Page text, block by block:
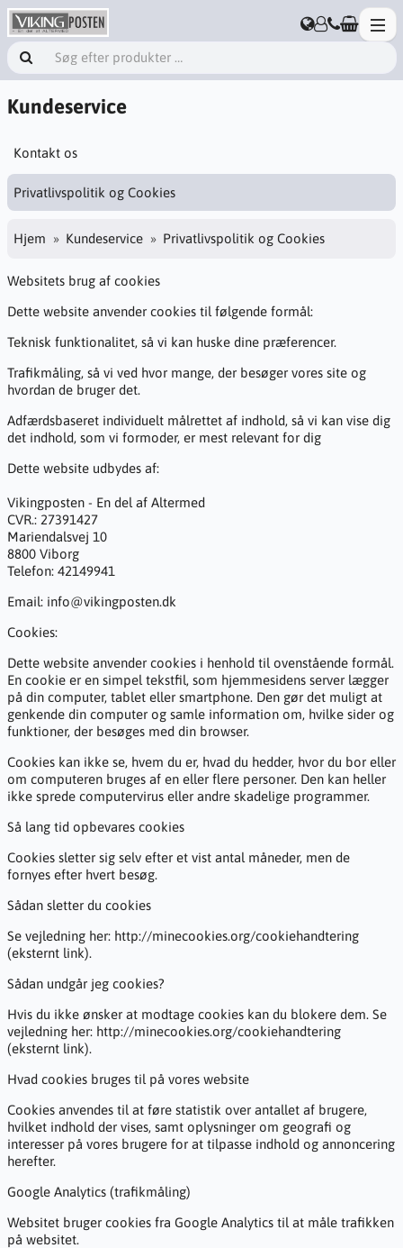
Kundeservice
Kontakt os
Privatlivspolitik og Cookies
Hjem Kundeservice Privatlivspolitik og Cookies
Websitets brug af cookies
Dette website anvender cookies til følgende formål:
Teknisk funktionalitet, så vi kan huske dine præferencer.
Trafikmåling, så vi ved hvor mange, der besøger vores site og
hvordan de bruger det.
Adfærdsbaseret individuelt målrettet af indhold, så vi kan vise dig
det indhold, som vi formoder, er mest relevant for dig
Dette website udbydes af:
Vikingposten - En del af Altermed
CVR.: 27391427
Mariendalsvej 10
8800 Viborg
Telefon: 42149941
Email: info@vikingposten.dk
Cookies:
Dette website anvender cookies i henhold til ovenstående formål.
En cookie er en simpel tekstfil, som hjemmesidens server lægger
på din computer, tablet eller smartphone. Den gør det muligt at
genkende din computer og samle information om, hvilke sider og
funktioner, der besøges med din browser.
Cookies kan ikke se, hvem du er, hvad du hedder, hvor du bor eller
om computeren bruges af en eller flere personer. Den kan heller
ikke sprede computervirus eller andre skadelige programmer.
Så lang tid opbevares cookies
Cookies sletter sig selv efter et vist antal måneder, men de
fornyes efter hvert besøg.
Sådan sletter du cookies
Se vejledning her: http://minecookies.org/cookiehandtering
(eksternt link).
Sådan undgår jeg cookies?
Hvis du ikke ønsker at modtage cookies kan du blokere dem. Se
vejledning her: http://minecookies.org/cookiehandtering
(eksternt link).
Hvad cookies bruges til på vores website
Cookies anvendes til at føre statistik over antallet af brugere,
hvilket indhold der vises, samt oplysninger om geografi og
interesser på vores brugere for at tilpasse indhold og annoncering
herefter.
Google Analytics (trafikmåling)
Websitet bruger cookies fra Google Analytics til at måle trafikken
på websitet.